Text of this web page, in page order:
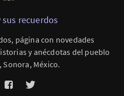
recuerdos
página con novedades
y anécdotas del pueblo
México.